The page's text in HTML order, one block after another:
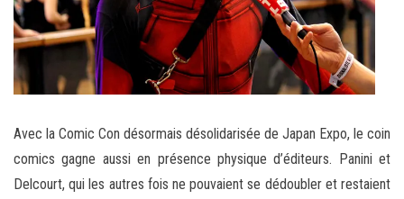
Avec la Comic Con désormais désolidarisée de Japan Expo, le coin
comics gagne aussi en présence physique d’éditeurs. Panini et
Delcourt, qui les autres fois ne pouvaient se dédoubler et restaient